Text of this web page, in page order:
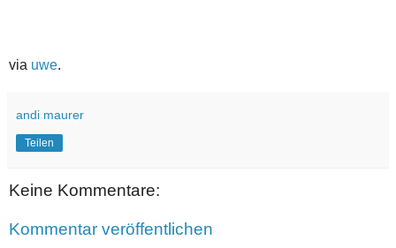
via uwe.
andi maurer
Teilen
Keine Kommentare:
Kommentar veröffentlichen